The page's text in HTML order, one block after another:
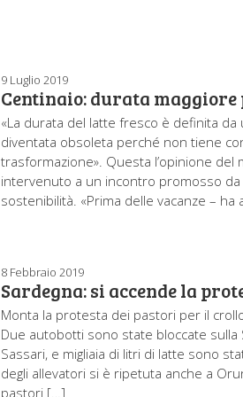
9 Luglio 2019
Centinaio: durata
«La durata del latte fresco è definita
diventata obsoleta perché non tiene
trasformazione». Questa l’opinione del
intervenuto a un incontro promosso
sostenibilità. «Prima delle vacanze – ha
8 Febbraio 2019
Sardegna: si accende la
Monta la protesta dei pastori per il
Due autobotti sono state bloccate sulla
Sassari, e migliaia di litri di latte sono
degli allevatori si è ripetuta anche a
pastori […]